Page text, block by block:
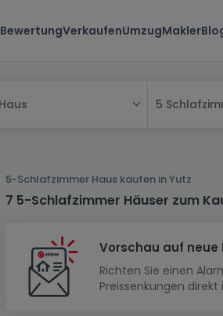
BewertungVerkaufenUmzugMakler
Haus
Haus
Reihenhaus
Doppelhaushälfte
Wohnung
Schlafzimmer
1-Zimmer-Apartment
Wohnanlage
Wohnsiedlung
Haus bauen
Musterhaus
Renditeobjekt
5
5-Schlafzimmer Haus kaufen in Yutz
7 5-Schlafzimmer Häuser zum
Vorschau auf neue
Richten Sie einen
Preissenkungen